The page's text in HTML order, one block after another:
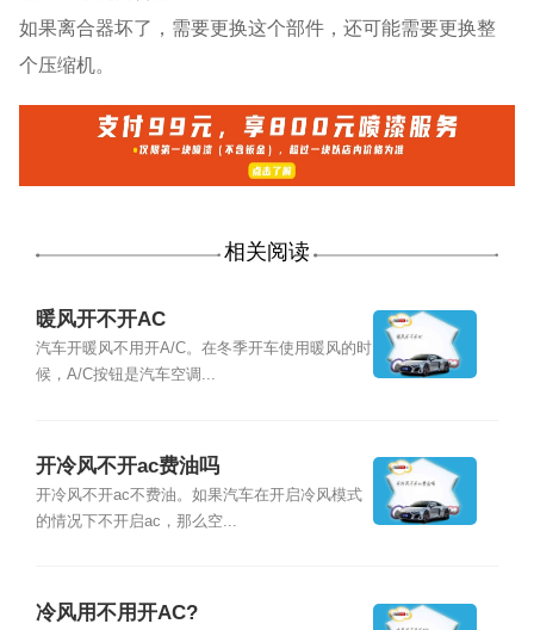
如果离合器坏了，需要更换这个部件，还可能需要更换整
个压缩机。
相关阅读
暖风开不开AC
汽车开暖风不用开A/C。在冬季开车使用暖风的时
候，A/C按钮是汽车空调...
开冷风不开ac费油吗
开冷风不开ac不费油。如果汽车在开启冷风模式
的情况下不开启ac，那么空...
冷风用不用开AC?